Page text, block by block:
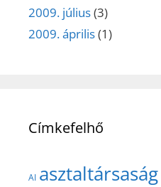
2009. július(3)
2009. április(1)
Címkefelhő
AI asztaltársaság